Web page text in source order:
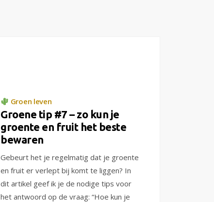
Groen leven
Groene tip #7 – zo kun je
groente en fruit het beste
bewaren
Gebeurt het je regelmatig dat je groente
en fruit er verlept bij komt te liggen? In
dit artikel geef ik je de nodige tips voor
het antwoord op de vraag: “Hoe kun je